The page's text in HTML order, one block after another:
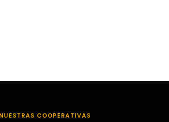
COOPERATIVAS